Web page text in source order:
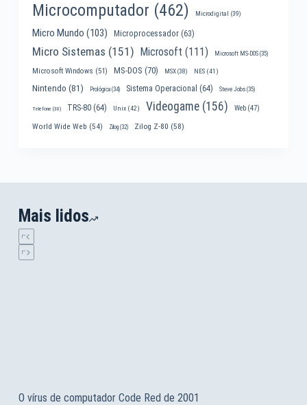
Microcomputador (462) Microdigital (39)
Micro Mundo (103) Microprocessador(63)
Micro Sistemas (151) Microsoft (111) Microsoft MS-DOS(35)
Microsoft Windows (51) MS-DOS (70) MSX(38) NES(41)
Nintendo (81) Prológica(34) Sistema Operacional (64) Steve Jobs(35)
Telefone (30) TRS-80(64) Unix(42) Videogame(156) Web(47)
World Wide Web (54) Zilog(32) Zilog Z-80 (58)
Mais lidos
O vírus de computador Code Red de 2001